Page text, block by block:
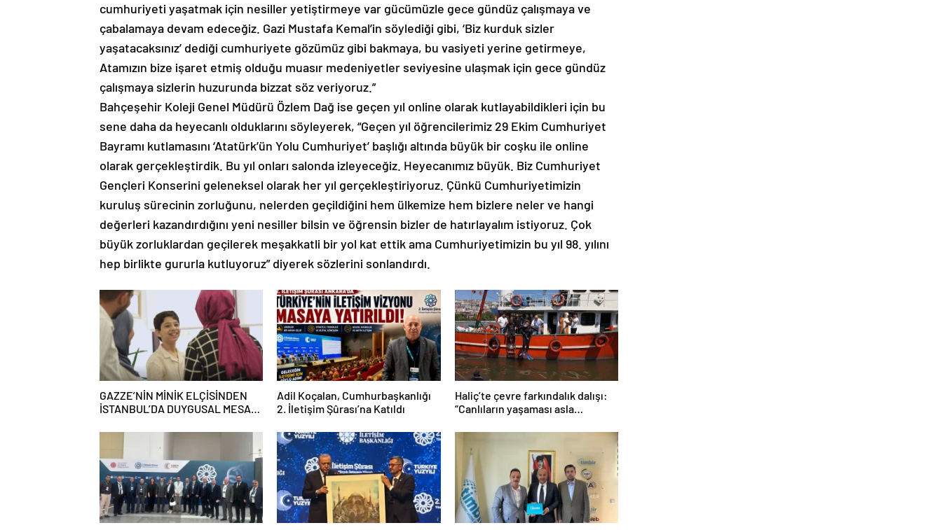
cumhuriyeti yaşatmak için nesiller yetiştirmeye var gücümüzle gece gündüz çalışmaya ve
çabalamaya devam edeceğiz. Gazi Mustafa Kemal’in söylediği gibi, ‘Biz kurduk sizler
yaşatacaksınız’ dediği cumhuriyete gözümüz gibi bakmaya, bu vasiyeti yerine getirmeye,
Atamızın bize işaret etmiş olduğu muasır medeniyetler seviyesine ulaşmak için gece gündüz
çalışmaya sizlerin huzurunda bizzat söz veriyoruz.”
Bahçeşehir Koleji Genel Müdürü Özlem Dağ ise geçen yıl online olarak kutlayabildikleri için bu
sene daha da heyecanlı olduklarını söyleyerek, “Geçen yıl öğrencilerimiz 29 Ekim Cumhuriyet
Bayramı kutlamasını ‘Atatürk’ün Yolu Cumhuriyet’ başlığı altında büyük bir coşku ile online
olarak gerçekleştirdik. Bu yıl onları salonda izleyeceğiz. Heyecanımız büyük. Biz Cumhuriyet
Gençleri Konserini geleneksel olarak her yıl gerçekleştiriyoruz. Çünkü Cumhuriyetimizin
kuruluş sürecinin zorluğunu, nelerden geçildiğini hem ülkemize hem bizlere neler ve hangi
değerleri kazandırdığını yeni nesiller bilsin ve öğrensin bizler de hatırlayalım istiyoruz. Çok
büyük zorluklardan geçilerek meşakkatli bir yol kat ettik ama Cumhuriyetimizin bu yıl 98. yılını
hep birlikte gururla kutluyoruz” diyerek sözlerini sonlandırdı.
GAZZE’NİN MİNİK ELÇİSİNDEN
İSTANBUL’DA DUYGUSAL MESAJ:
Adil Koçalan, Cumhurbaşkanlığı
2. İletişim Şûrası’na Katıldı
Haliç’te çevre farkındalık dalışı:
“Canlıların yaşaması asla